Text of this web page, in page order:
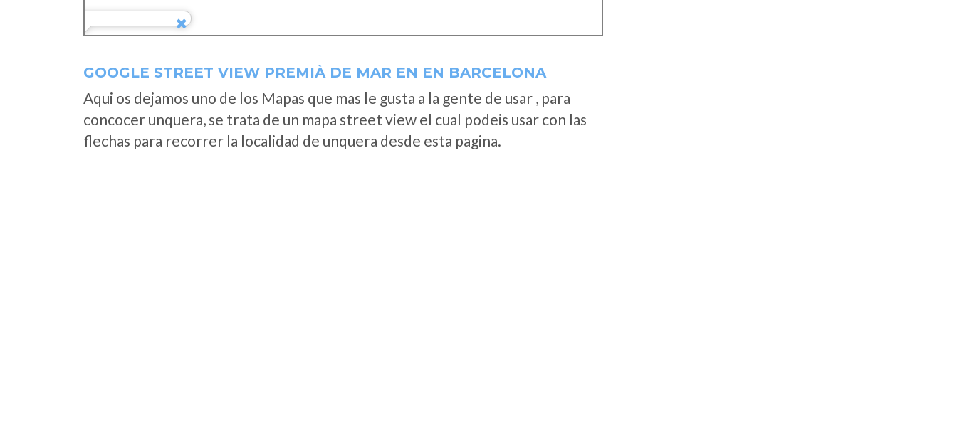
GOOGLE STREET VIEW PREMIÀ DE MAR EN EN BARCELONA
Aqui os dejamos uno de los Mapas que mas le gusta a la gente de usar , para
concocer unquera, se trata de un mapa street view el cual podeis usar con las
flechas para recorrer la localidad de unquera desde esta pagina.